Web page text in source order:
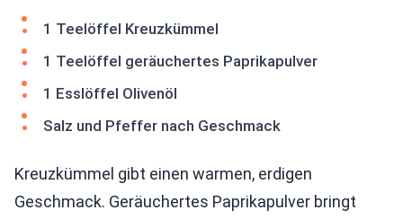
1 Teelöffel Kreuzkümmel
1 Teelöffel geräuchertes Paprikapulver
1 Esslöffel Olivenöl
Salz und Pfeffer nach Geschmack
Kreuzkümmel gibt einen warmen, erdigen
Geschmack. Geräuchertes Paprikapulver bringt